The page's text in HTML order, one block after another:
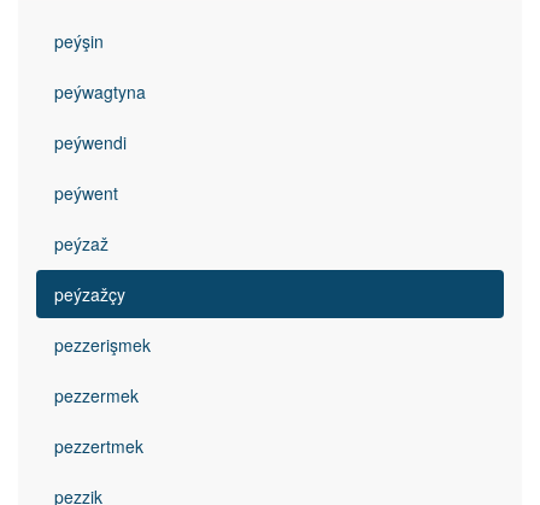
peýşin
peýwagtyna
peýwendi
peýwent
peýzaž
peýzažçy
pezzerişmek
pezzermek
pezzertmek
pezzik